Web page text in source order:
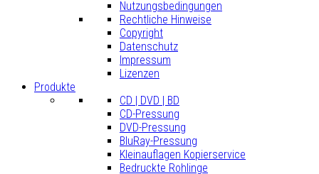
Nutzungsbedingungen
Rechtliche Hinweise
Copyright
Datenschutz
Impressum
Lizenzen
Produkte
CD | DVD | BD
CD-Pressung
DVD-Pressung
BluRay-Pressung
Kleinauflagen Kopierservice
Bedruckte Rohlinge